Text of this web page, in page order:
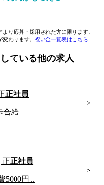
り応募・採用された方に限ります。
わります。 祝い金一覧表はこちら
ている他の求人
正社員
合給
正正社員
5000円...